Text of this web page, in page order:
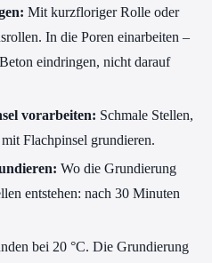
Mit kurzfloriger Rolle oder
In die Poren einarbeiten –
eindringen, nicht darauf
vorarbeiten: Schmale Stellen,
Flachpinsel grundieren.
Wo die Grundierung
entstehen: nach 30 Minuten
bei 20 °C. Die Grundierung